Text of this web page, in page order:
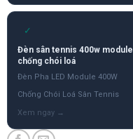
✓
Đèn sân tennis 400w module
chống chói loá
Đèn Pha LED Module 400W
Chống Chói Loá Sân Tennis